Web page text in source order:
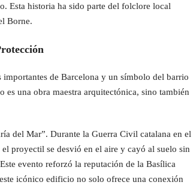
Esta historia ha sido parte del folclore local
Borne.
de Barcelona y un símbolo del barrio
una obra maestra arquitectónica, sino también
del Mar”. Durante la Guerra Civil catalana en el
proyectil se desvió en el aire y cayó al suelo sin
evento reforzó la reputación de la Basílica
icónico edificio no solo ofrece una conexión